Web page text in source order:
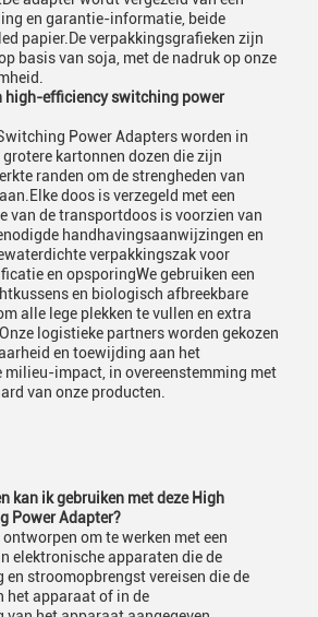
en garantie-informatie, beide
papier.De verpakkingsgrafieken zijn
basis van soja, met de nadruk op onze
high-efficiency switching power
Power Adapters worden in
kartonnen dozen die zijn
randen om de strengheden van
doos is verzegeld met een
van de transportdoos is voorzien van
handhavingsaanwijzingen en
verpakkingszak voor
en opsporingWe gebruiken een
en biologisch afbreekbare
alle lege plekken te vullen en extra
logistieke partners worden gekozen
en toewijding aan het
milieu-impact, in overeenstemming met
van onze producten.
kan ik gebruiken met deze High
Power Adapter?
om te werken met een
elektronische apparaten die de
en stroomopbrengst vereisen die de
het apparaat of in de